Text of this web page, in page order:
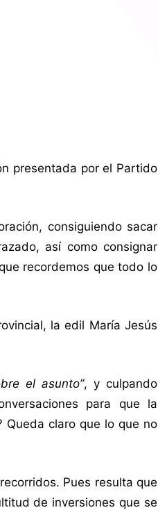
presentada por el Partido
consiguiendo sacar
así como consignar
recordemos que todo lo
la edil María Jesús
el asunto”, y culpando
para que la
Queda claro que lo que no
Pues resulta que
de inversiones que se